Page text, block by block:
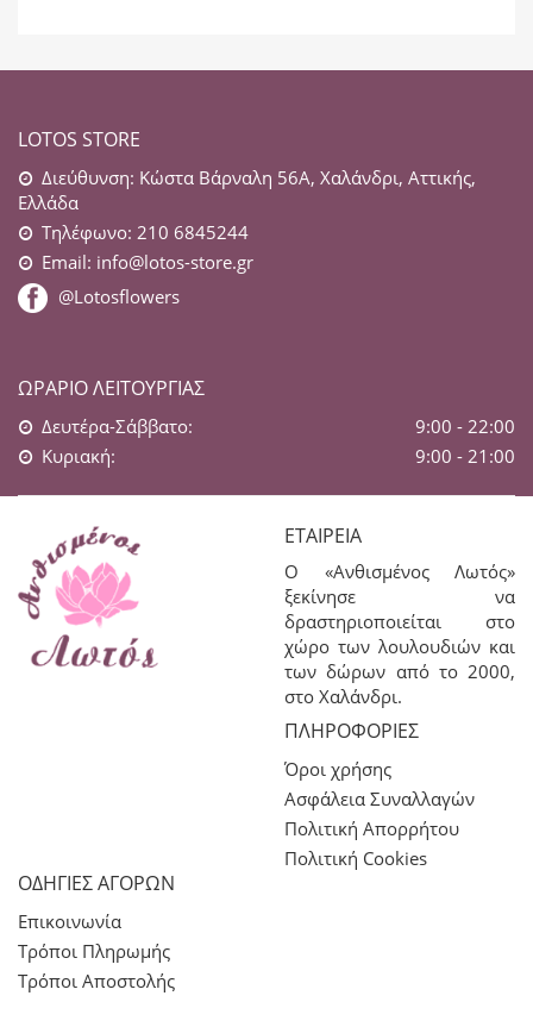
LOTOS STORE
Διεύθυνση: Κώστα Βάρναλη 56Α, Χαλάνδρι, Αττικής,
Ελλάδα
Τηλέφωνο: 210 6845244
Email: info@lotos-store.gr
@Lotosflowers
ΩΡΆΡΙΟ ΛΕΙΤΟΥΡΓΊΑΣ
Δευτέρα-Σάββατο:
9:00 - 22:00
Κυριακή:
9:00 - 21:00
ΕΤΑΙΡΕΊΑ
Ο «Ανθισμένος Λωτός»
ξεκίνησε να
δραστηριοποιείται στο
χώρο των λουλουδιών και
των δώρων από το 2000,
στο Χαλάνδρι.
ΠΛΗΡΟΦΟΡΊΕΣ
Όροι χρήσης
Ασφάλεια Συναλλαγών
Πολιτική Απορρήτου
Πολιτική Cookies
ΟΔΗΓΙΕΣ ΑΓΟΡΩΝ
Επικοινωνία
Τρόποι Πληρωμής
Τρόποι Αποστολής